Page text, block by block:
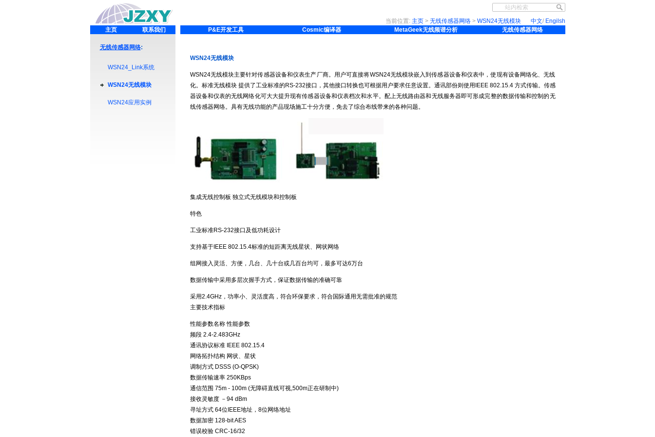
主页 联系我们
无线传感器网络:
WSN24_Link系统
WSN24无线模块
WSN24应用实例
中文/ Engilsh
当前位置: 主页> 无线传感器网络> WSN24无线模块
P&E开发工具
Cosmic编译器 MetaGeek无线频谱分析 无线传感器网络
WSN24无线模块
WSN24无线模块主要针对传感器设备和仪表生产厂商。用户可直接将WSN24无线模块嵌入到传感器设备和仪表中，使现有设备网络化、无线
化。标准无线模块 提供了工业标准的RS-232接口，其他接口转换也可根据用户要求任意设置。通讯部份则使用IEEE 802.15.4 方式传输。传感
器设备和仪表的无线网络化可大大提升现有传感器设备和仪表档次和水平。配上无线路由器和无线服务器即可形成完整的数据传输和控制的无
线传感器网络。具有无线功能的产品现场施工十分方便，免去了综合布线带来的各种问题。
集成无线控制板 独立式无线模块和控制板
特色
工业标准RS-232接口及低功耗设计
支持基于IEEE 802.15.4标准的短距离无线星状、网状网络
组网接入灵活、方便，几台、几十台或几百台均可，最多可达6万台
数据传输中采用多层次握手方式，保证数据传输的准确可靠
采用2.4GHz，功率小、灵活度高，符合环保要求，符合国际通用无需批准的规范
主要技术指标
性能参数名称 性能参数
频段 2.4-2.483GHz
通讯协议标准 IEEE 802.15.4
网络拓扑结构 网状、星状
调制方式 DSSS (O-QPSK)
数据传输速率 250KBps
通信范围 75m - 100m (无障碍直线可视,500m正在研制中)
接收灵敏度 －94 dBm
寻址方式 64位IEEE地址，8位网络地址
数据加密 128-bit AES
错误校验 CRC-16/32